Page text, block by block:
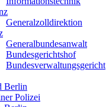
Generalzolldirektion
Generalbundesanwalt
Bundesgerichtshof
Bundesverwaltungsgericht
Berlin
Polizei